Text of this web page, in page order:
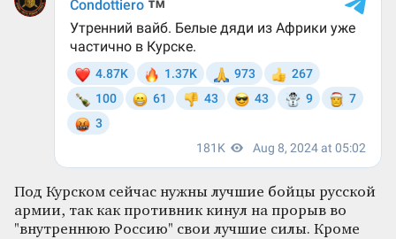
Под Курском сейчас нужны лучшие бойцы русской
армии, так как противник кинул на прорыв во
"внутреннюю Россию" свои лучшие силы. Кроме